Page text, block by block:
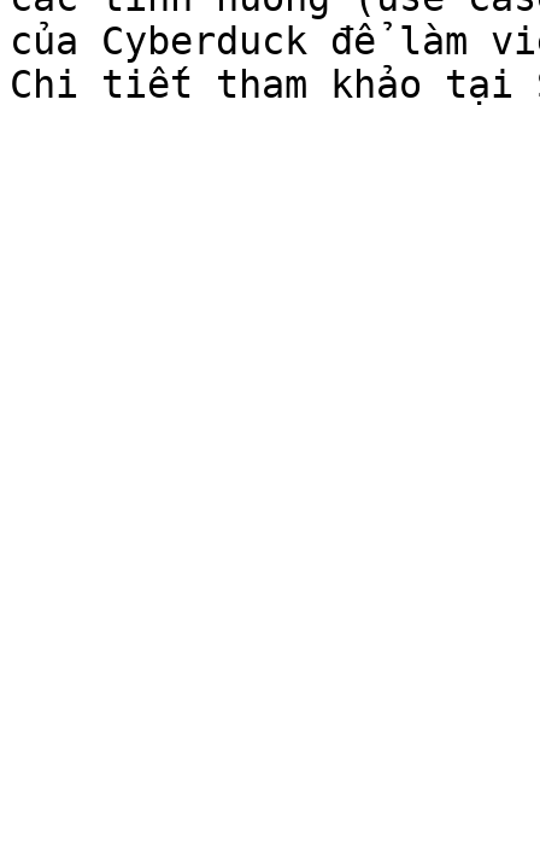
của Cyberduck để làm